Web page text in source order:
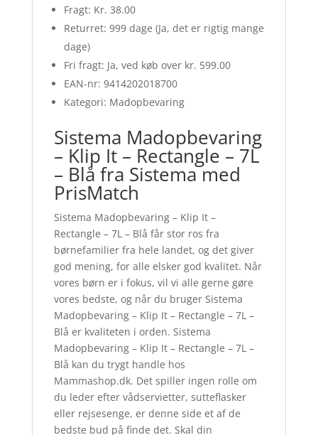
Fragt: Kr. 38.00
Returret: 999 dage (Ja, det er rigtig mange
dage)
Fri fragt: Ja, ved køb over kr. 599.00
EAN-nr: 9414202018700
Kategori: Madopbevaring
Sistema Madopbevaring
– Klip It – Rectangle – 7L
– Blå fra Sistema med
PrisMatch
Sistema Madopbevaring – Klip It –
Rectangle – 7L – Blå får stor ros fra
børnefamilier fra hele landet, og det giver
god mening, for alle elsker god kvalitet. Når
vores børn er i fokus, vil vi alle gerne gøre
vores bedste, og når du bruger Sistema
Madopbevaring – Klip It – Rectangle – 7L –
Blå er kvaliteten i orden. Sistema
Madopbevaring – Klip It – Rectangle – 7L –
Blå kan du trygt handle hos
Mammashop.dk. Det spiller ingen rolle om
du leder efter vådservietter, sutteflasker
eller rejsesenge, er denne side et af de
bedste bud på finde det. Skal din